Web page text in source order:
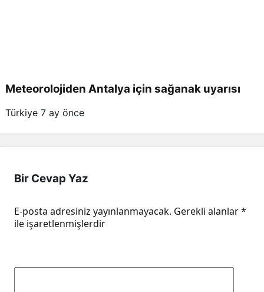
Meteorolojiden Antalya için sağanak uyarısı
Türkiye 7 ay önce
Bir Cevap Yaz
E-posta adresiniz yayınlanmayacak. Gerekli alanlar*
ile işaretlenmişlerdir